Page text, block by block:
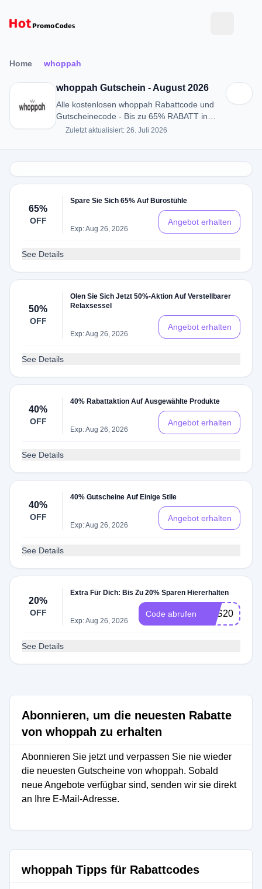
Home whoppah
whoppah Gutschein - August 2026
Alle kostenlosen whoppah Rabattcode und
Gutscheinecode - Bis zu 65% RABATT in
August 2026
Zuletzt aktualisiert: 26. Juli 2026
65%
OFF
Spare Sie Sich 65% Auf Bürostühle
Exp: Aug 26, 2026
Angebot erhalten
See Details
50%
OFF
Olen Sie Sich Jetzt 50%-Aktion Auf Verstellbarer
Relaxsessel
Exp: Aug 26, 2026
Angebot erhalten
See Details
40%
OFF
40% Rabattaktion Auf Ausgewählte Produkte
Exp: Aug 26, 2026
Angebot erhalten
See Details
40%
OFF
40% Gutscheine Auf Einige Stile
Exp: Aug 26, 2026
Angebot erhalten
See Details
20%
OFF
Extra Für Dich: Bis Zu 20% Sparen Hiererhalten
Exp: Aug 26, 2026
Code abrufen ESS20
See Details
Abonnieren, um die neuesten Rabatte
von whoppah zu erhalten
Abonnieren Sie jetzt und verpassen Sie nie wieder
die neuesten Gutscheine von whoppah. Sobald
neue Angebote verfügbar sind, senden wir sie direkt
an Ihre E-Mail-Adresse.
whoppah Tipps für Rabattcodes